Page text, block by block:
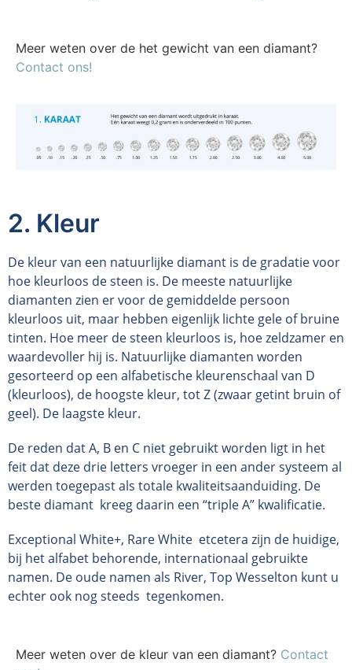
Meer weten over de het gewicht van een diamant?
Contact ons!
2. Kleur
De kleur van een natuurlijke diamant is de gradatie voor
hoe kleurloos de steen is. De meeste natuurlijke
diamanten zien er voor de gemiddelde persoon
kleurloos uit, maar hebben eigenlijk lichte gele of bruine
tinten. Hoe meer de steen kleurloos is, hoe zeldzamer en
waardevoller hij is. Natuurlijke diamanten worden
gesorteerd op een alfabetische kleurenschaal van D
(kleurloos), de hoogste kleur, tot Z (zwaar getint bruin of
geel). De laagste kleur.
De reden dat A, B en C niet gebruikt worden ligt in het
feit dat deze drie letters vroeger in een ander systeem al
werden toegepast als totale kwaliteitsaanduiding. De
beste diamant kreeg daarin een “triple A” kwalificatie.
Exceptional White+, Rare White etcetera zijn de huidige,
bij het alfabet behorende, internationaal gebruikte
namen. De oude namen als River, Top Wesselton kunt u
echter ook nog steeds tegenkomen.
Meer weten over de kleur van een diamant? Contact